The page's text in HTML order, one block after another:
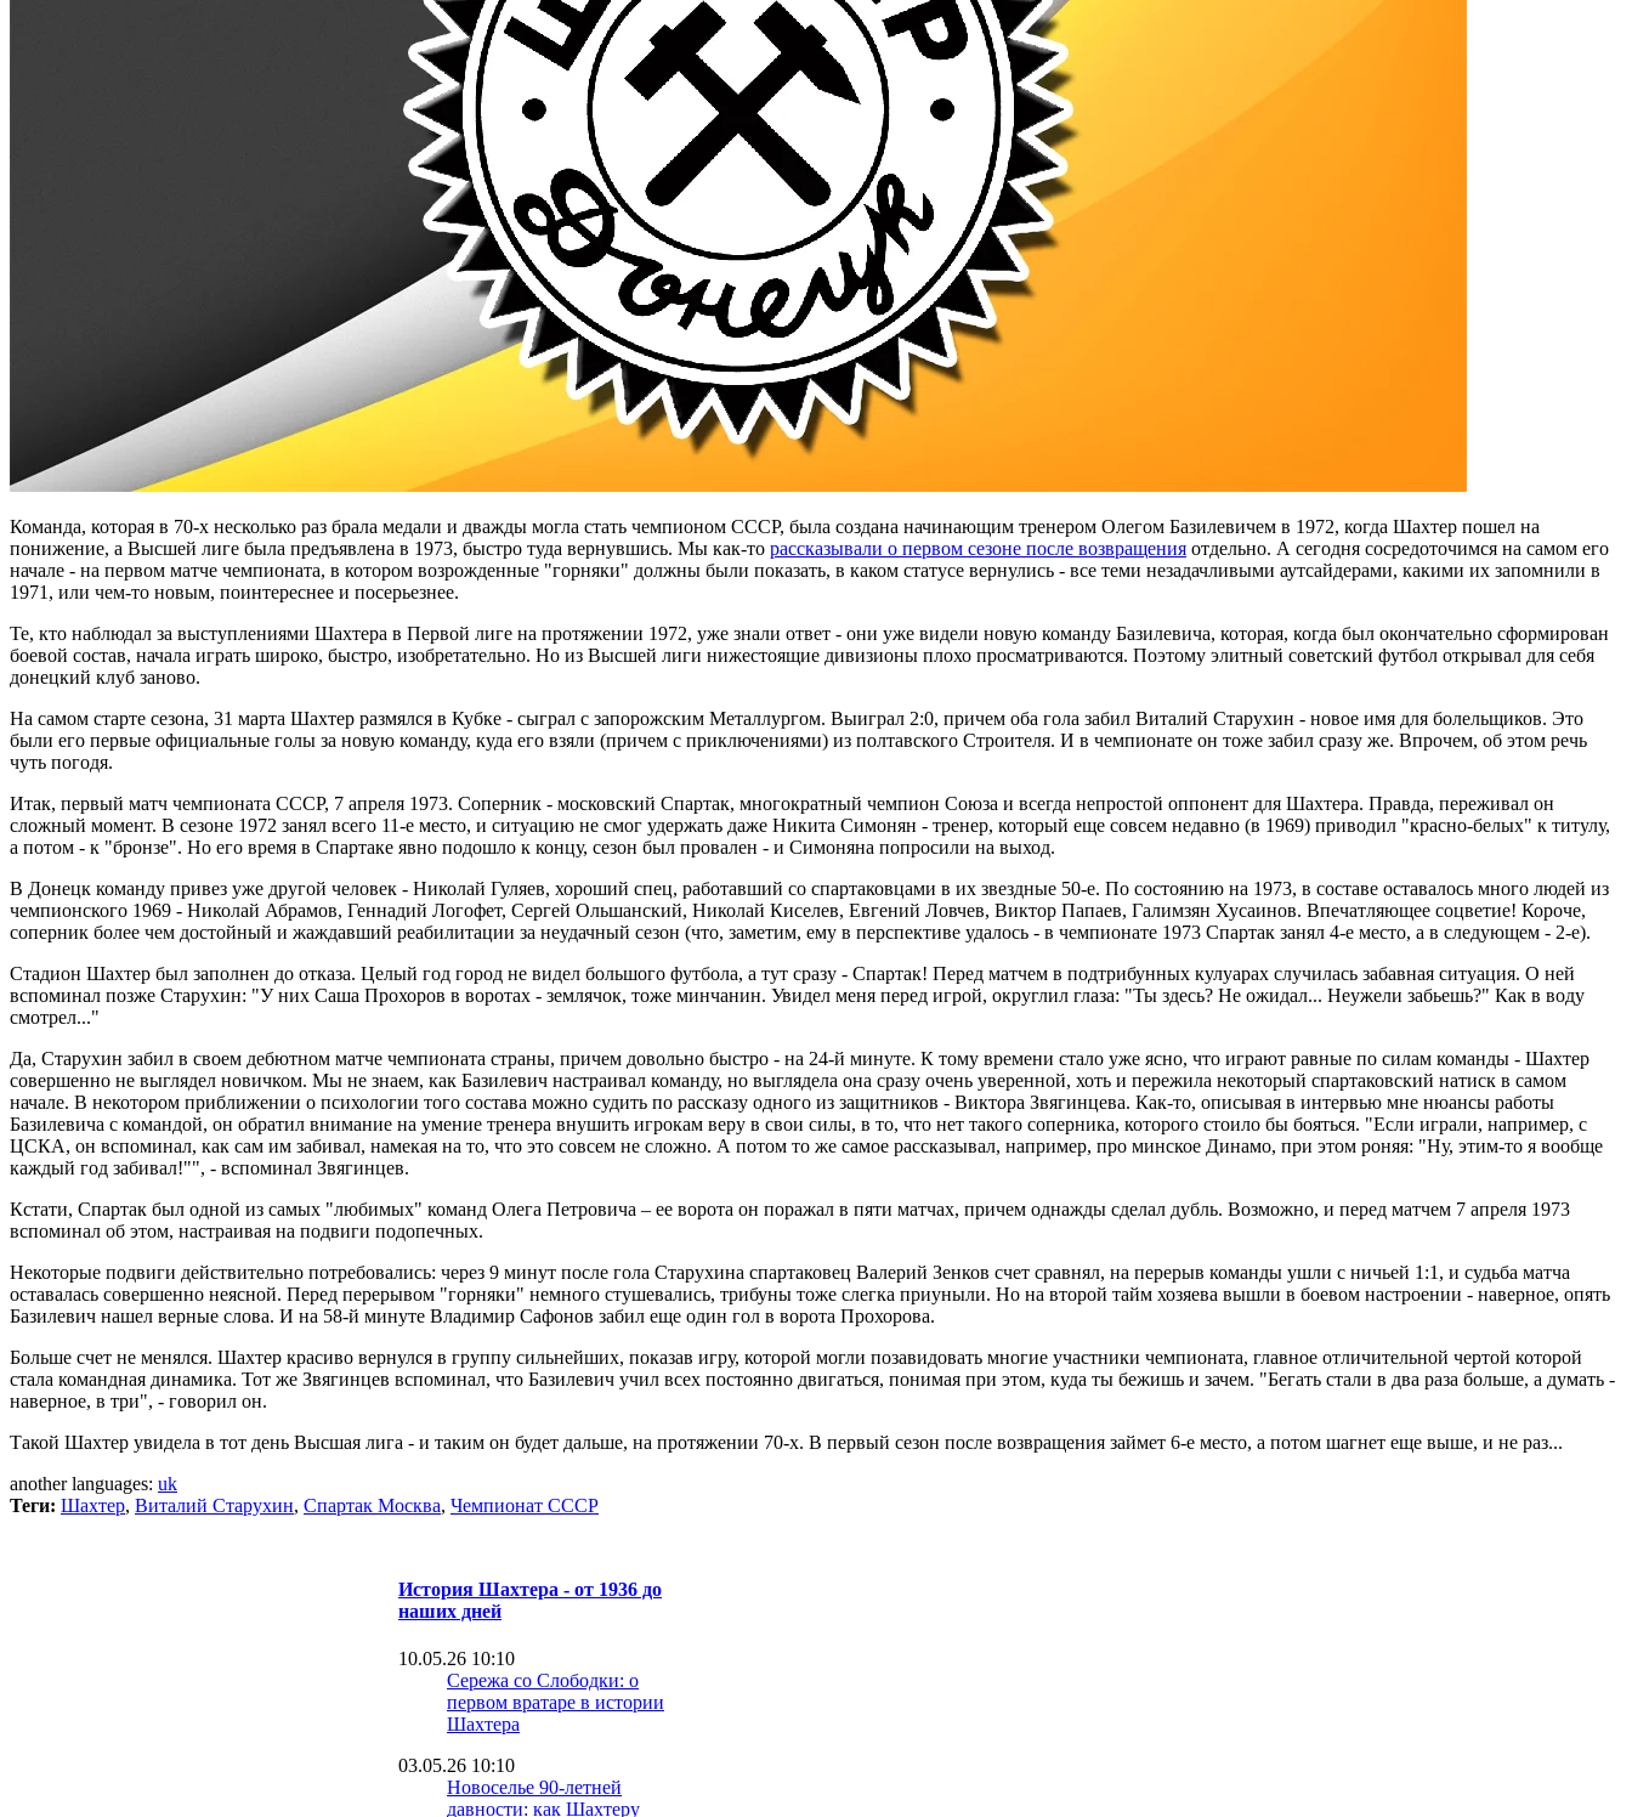
Команда, которая в 70-х несколько раз брала медали и дважды могла стать чемпионом СССР, была создана начинающим тренером Олегом Базилевичем в 1972, когда Шахтер пошел на
понижение, а Высшей лиге была предъявлена в 1973, быстро туда вернувшись. Мы как-то рассказывали о первом сезоне после возвращения отдельно. А сегодня сосредоточимся на самом его
начале - на первом матче чемпионата, в котором возрожденные "горняки" должны были показать, в каком статусе вернулись - все теми незадачливыми аутсайдерами, какими их запомнили в
1971, или чем-то новым, поинтереснее и посерьезнее.
Те, кто наблюдал за выступлениями Шахтера в Первой лиге на протяжении 1972, уже знали ответ - они уже видели новую команду Базилевича, которая, когда был окончательно сформирован
боевой состав, начала играть широко, быстро, изобретательно. Но из Высшей лиги нижестоящие дивизионы плохо просматриваются. Поэтому элитный советский футбол открывал для себя
донецкий клуб заново.
На самом старте сезона, 31 марта Шахтер размялся в Кубке - сыграл с запорожским Металлургом. Выиграл 2:0, причем оба гола забил Виталий Старухин - новое имя для болельщиков. Это
были его первые официальные голы за новую команду, куда его взяли (причем с приключениями) из полтавского Строителя. И в чемпионате он тоже забил сразу же. Впрочем, об этом речь
чуть погодя.
Итак, первый матч чемпионата СССР, 7 апреля 1973. Соперник - московский Спартак, многократный чемпион Союза и всегда непростой оппонент для Шахтера. Правда, переживал он
сложный момент. В сезоне 1972 занял всего 11-е место, и ситуацию не смог удержать даже Никита Симонян - тренер, который еще совсем недавно (в 1969) приводил "красно-белых" к титулу,
а потом - к "бронзе". Но его время в Спартаке явно подошло к концу, сезон был провален - и Симоняна попросили на выход.
В Донецк команду привез уже другой человек - Николай Гуляев, хороший спец, работавший со спартаковцами в их звездные 50-е. По состоянию на 1973, в составе оставалось много людей из
чемпионского 1969 - Николай Абрамов, Геннадий Логофет, Сергей Ольшанский, Николай Киселев, Евгений Ловчев, Виктор Папаев, Галимзян Хусаинов. Впечатляющее соцветие! Короче,
соперник более чем достойный и жаждавший реабилитации за неудачный сезон (что, заметим, ему в перспективе удалось - в чемпионате 1973 Спартак занял 4-е место, а в следующем - 2-е).
Стадион Шахтер был заполнен до отказа. Целый год город не видел большого футбола, а тут сразу - Спартак! Перед матчем в подтрибунных кулуарах случилась забавная ситуация. О ней
вспоминал позже Старухин: "У них Саша Прохоров в воротах - землячок, тоже минчанин. Увидел меня перед игрой, округлил глаза: "Ты здесь? Не ожидал... Неужели забьешь?" Как в воду
смотрел..."
Да, Старухин забил в своем дебютном матче чемпионата страны, причем довольно быстро - на 24-й минуте. К тому времени стало уже ясно, что играют равные по силам команды - Шахтер
совершенно не выглядел новичком. Мы не знаем, как Базилевич настраивал команду, но выглядела она сразу очень уверенной, хоть и пережила некоторый спартаковский натиск в самом
начале. В некотором приближении о психологии того состава можно судить по рассказу одного из защитников - Виктора Звягинцева. Как-то, описывая в интервью мне нюансы работы
Базилевича с командой, он обратил внимание на умение тренера внушить игрокам веру в свои силы, в то, что нет такого соперника, которого стоило бы бояться. "Если играли, например, с
ЦСКА, он вспоминал, как сам им забивал, намекая на то, что это совсем не сложно. А потом то же самое рассказывал, например, про минское Динамо, при этом роняя: "Ну, этим-то я вообще
каждый год забивал!"", - вспоминал Звягинцев.
Кстати, Спартак был одной из самых "любимых" команд Олега Петровича – ее ворота он поражал в пяти матчах, причем однажды сделал дубль. Возможно, и перед матчем 7 апреля 1973
вспоминал об этом, настраивая на подвиги подопечных.
Некоторые подвиги действительно потребовались: через 9 минут после гола Старухина спартаковец Валерий Зенков счет сравнял, на перерыв команды ушли с ничьей 1:1, и судьба матча
оставалась совершенно неясной. Перед перерывом "горняки" немного стушевались, трибуны тоже слегка приуныли. Но на второй тайм хозяева вышли в боевом настроении - наверное, опять
Базилевич нашел верные слова. И на 58-й минуте Владимир Сафонов забил еще один гол в ворота Прохорова.
Больше счет не менялся. Шахтер красиво вернулся в группу сильнейших, показав игру, которой могли позавидовать многие участники чемпионата, главное отличительной чертой которой
стала командная динамика. Тот же Звягинцев вспоминал, что Базилевич учил всех постоянно двигаться, понимая при этом, куда ты бежишь и зачем. "Бегать стали в два раза больше, а думать -
наверное, в три", - говорил он.
Такой Шахтер увидела в тот день Высшая лига - и таким он будет дальше, на протяжении 70-х. В первый сезон после возвращения займет 6-е место, а потом шагнет еще выше, и не раз...
another languages: uk
Теги: Шахтер, Виталий Старухин, Спартак Москва, Чемпионат СССР
История Шахтера - от 1936 до
наших дней
10.05.26 10:10
Сережа со Слободки: о
первом вратаре в истории
Шахтера
03.05.26 10:10
Новоселье 90-летней
давности: как Шахтеру